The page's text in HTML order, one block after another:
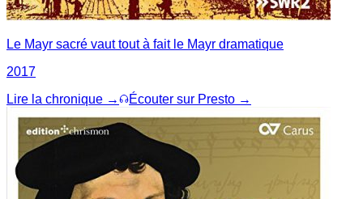
Le Mayr sacré vaut tout à fait le Mayr dramatique
2017
Lire la chronique →
Écouter sur Presto →